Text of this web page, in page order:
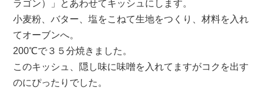
ラゴン）」とあわせてキッシュにします。
小麦粉、バター、塩をこねて生地をつくり、材料を入れ
てオーブンへ。
200℃で３５分焼きました。
このキッシュ、隠し味に味噌を入れてますがコクを出す
のにぴったりでした。